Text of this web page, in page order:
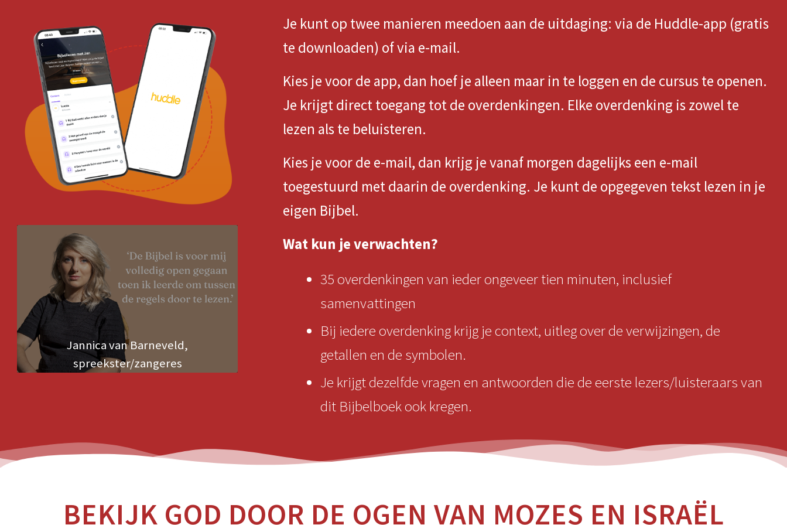
Jannica van Barneveld,
spreekster/zangeres
Je kunt op twee manieren meedoen aan de uitdaging: via de Huddle-app (gratis
te downloaden) of via e-mail.
Kies je voor de app, dan hoef je alleen maar in te loggen en de cursus te openen.
Je krijgt direct toegang tot de overdenkingen. Elke overdenking is zowel te
lezen als te beluisteren.
Kies je voor de e-mail, dan krijg je vanaf morgen dagelijks een e-mail
toegestuurd met daarin de overdenking. Je kunt de opgegeven tekst lezen in je
eigen Bijbel.
Wat kun je verwachten?
35 overdenkingen van ieder ongeveer tien minuten, inclusief
samenvattingen
Bij iedere overdenking krijg je context, uitleg over de verwijzingen, de
getallen en de symbolen.
Je krijgt dezelfde vragen en antwoorden die de eerste lezers/luisteraars van
dit Bijbelboek ook kregen.
BEKIJK GOD DOOR DE OGEN VAN MOZES EN ISRAËL